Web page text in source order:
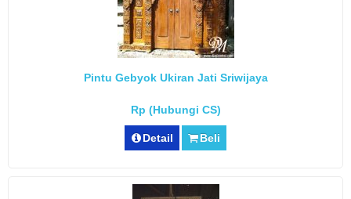
Pintu Gebyok Ukiran Jati Sriwijaya
Rp (Hubungi CS)
Detail Beli